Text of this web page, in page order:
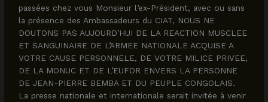
passées chez vous Monsieur l’ex-Président, avec ou sans
la présence des Ambassadeurs du CIAT, NOUS NE
DOUTONS PAS AUJOURD’HUI DE LA REACTION MUSCLEE
ET SANGUINAIRE DE L’ARMEE NATIONALE ACQUISE A
VOTRE CAUSE PERSONNELE, DE VOTRE MILICE PRIVEE,
DE LA MONUC ET DE L’EUFOR ENVERS LA PERSONNE
DE JEAN-PIERRE BEMBA ET DU PEUPLE CONGOLAIS.
La presse nationale et internationale serait invitée à venir